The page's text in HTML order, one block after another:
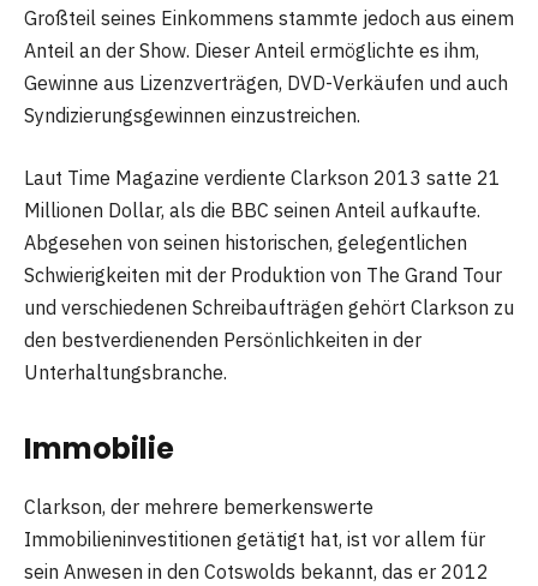
Großteil seines Einkommens stammte jedoch aus einem
Anteil an der Show. Dieser Anteil ermöglichte es ihm,
Gewinne aus Lizenzverträgen, DVD-Verkäufen und auch
Syndizierungsgewinnen einzustreichen.
Laut Time Magazine verdiente Clarkson 2013 satte 21
Millionen Dollar, als die BBC seinen Anteil aufkaufte.
Abgesehen von seinen historischen, gelegentlichen
Schwierigkeiten mit der Produktion von The Grand Tour
und verschiedenen Schreibaufträgen gehört Clarkson zu
den bestverdienenden Persönlichkeiten in der
Unterhaltungsbranche.
Immobilie
Clarkson, der mehrere bemerkenswerte
Immobilieninvestitionen getätigt hat, ist vor allem für
sein Anwesen in den Cotswolds bekannt, das er 2012